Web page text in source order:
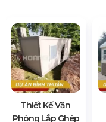
Thiết Kế Văn
Phòng Lắp Ghép